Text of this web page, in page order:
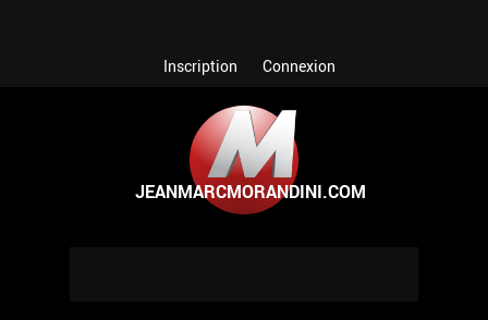
Inscription Connexion